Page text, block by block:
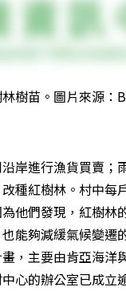
樹苗。圖片來源：
岸進行漁貨買賣；
種紅樹林。村中每
他們發現，紅樹林
能夠減緩氣候變遷
，主要由肯亞海洋
心的辦公室已成立